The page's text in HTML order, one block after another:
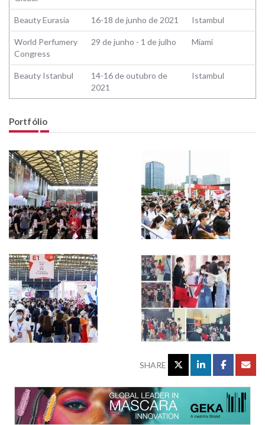
Beauty Eurasia 16-18 de junho de 2021 Istambul
World Perfumery
Congress
29 de junho - 1 de julho Miami
Beauty Istanbul
14-16 de outubro de
2021
Istambul
Portfólio
SHARE